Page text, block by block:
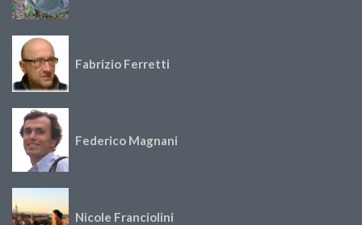
Fabrizio Ferretti
Federico Magnani
Nicole Franciolini